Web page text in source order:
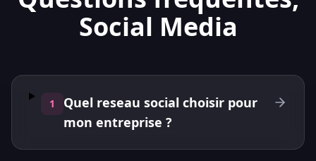
Social Media
1
Quel reseau social choisir pour
mon entreprise ?